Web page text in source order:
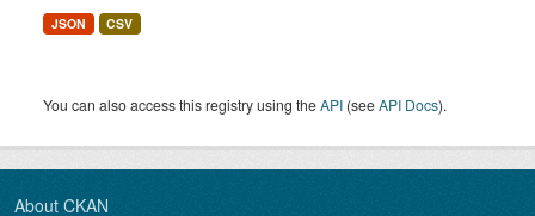
JSON CSV
You can also access this registry using theAPI (seeAPI Docs).
About CKAN